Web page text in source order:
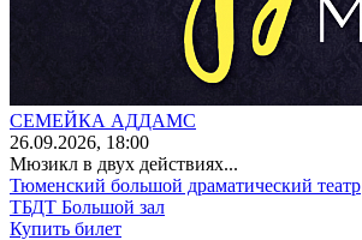
СЕМЕЙКА АДДАМС
26.09.2026, 18:00
Мюзикл в двух действиях...
Тюменский большой драматический театр
ТБДТ Большой зал
Купить билет